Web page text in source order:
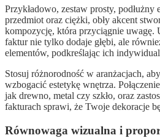
Przykładowo, zestaw prosty, podłużny
przedmiot oraz ciężki, obły akcent
kompozycję, która przyciągnie uwagę.
faktur nie tylko dodaje głębi, ale
elementów, podkreślając ich
Stosuj różnorodność w aranżacjach,
wzbogacić estetykę wnętrza.
jak drewno, metal czy szkło, oraz
fakturach sprawi, że Twoje dekoracje
Równowaga wizualna i